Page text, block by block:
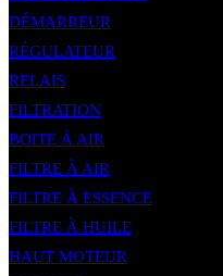
DÉMARREUR
RÉGULATEUR
RELAIS
FILTRATION
BOITE À AIR
FILTRE À AIR
FILTRE À ESSENCE
FILTRE À HUILE
HAUT MOTEUR